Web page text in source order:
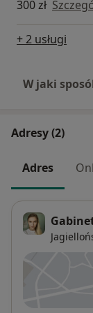
300 zł
+ 2 usługi
W jaki
Adresy (2)
Adres